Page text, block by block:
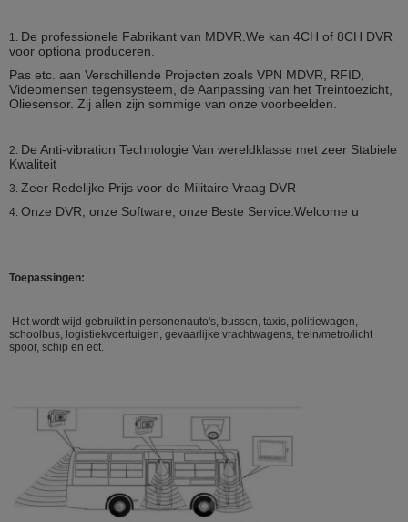
1. De professionele Fabrikant van MDVR.We kan 4CH of 8CH DVR
voor optiona produceren.
Pas etc. aan Verschillende Projecten zoals VPN MDVR, RFID,
Videomensen tegensysteem, de Aanpassing van het Treintoezicht,
Oliesensor. Zij allen zijn sommige van onze voorbeelden.
2. De Anti-vibration Technologie Van wereldklasse met zeer Stabiele
Kwaliteit
3. Zeer Redelijke Prijs voor de Militaire Vraag DVR
4. Onze DVR, onze Software, onze Beste Service.Welcome u
Toepassingen:
Het wordt wijd gebruikt in personenauto's, bussen, taxis, politiewagen,
schoolbus, logistiekvoertuigen, gevaarlijke vrachtwagens, trein/metro/licht
spoor, schip en ect.